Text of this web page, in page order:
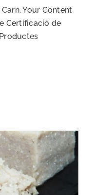
Your Content
Certificació de